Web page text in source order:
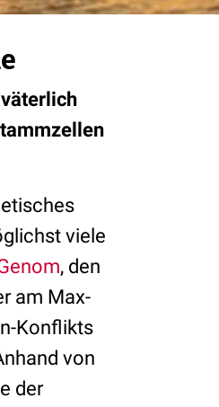
viele
, den
am Max-
Konflikts
von
der